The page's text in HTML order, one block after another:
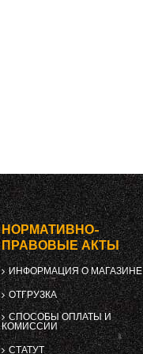
НОРМАТИВНО-
ПРАВОВЫЕ АКТЫ
ИНФОРМАЦИЯ О МАГАЗИНЕ
ОТГРУЗКА
СПОСОБЫ ОПЛАТЫ И
КОМИССИИ
СТАТУТ